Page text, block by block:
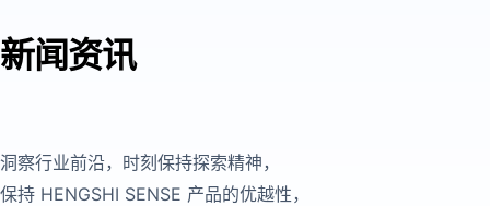
新闻资讯
洞察行业前沿，时刻保持探索精神，
保持 HENGSHI SENSE 产品的优越性，